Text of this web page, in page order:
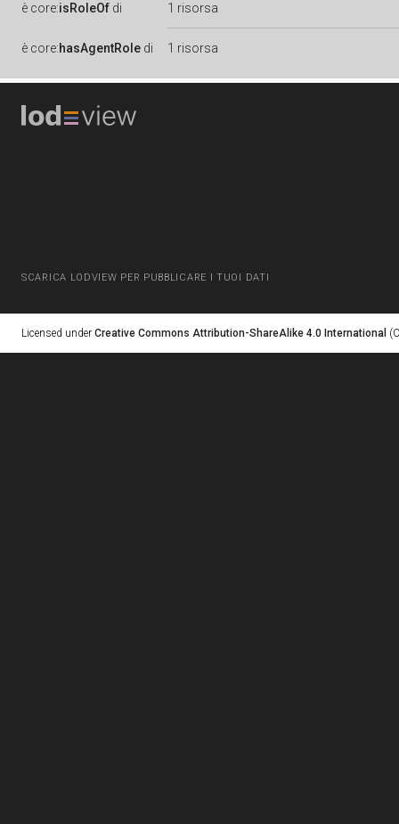
è core:isRoleOf di 1 risorsa
è core:hasAgentRole di 1 risorsa
SCARICA LODVIEW PER PUBBLICARE I TUOI DATI
Licensed under Creative Commons Attribution-ShareAlike 4.0 International